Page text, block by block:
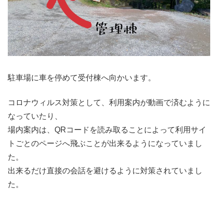
駐車場に車を停めて受付棟へ向かいます。
コロナウィルス対策として、利用案内が動画で済むように
なっていたり、
場内案内は、QRコードを読み取ることによって利用サイ
トごとのページへ飛ぶことが出来るようになっていまし
た。
出来るだけ直接の会話を避けるように対策されていまし
た。